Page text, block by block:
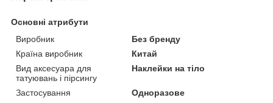
Основні атрибути
Виробник
Без бренду
Країна виробник
Китай
Вид аксесуара для
татуювань і пірсингу
Наклейки на тіло
Застосування
Одноразове